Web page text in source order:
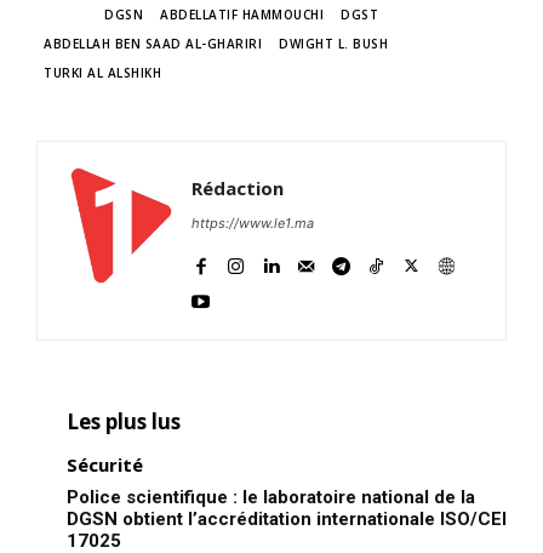
DGSN ABDELLATIF HAMMOUCHI
DGST
ABDELLAH BEN SAAD AL-GHARIRI
DWIGHT L. BUSH
TURKI AL ALSHIKH
Rédaction
https://www.le1.ma
Les plus lus
Sécurité
Police scientifique : le laboratoire national de la
DGSN obtient l’accréditation internationale ISO/CEI
17025